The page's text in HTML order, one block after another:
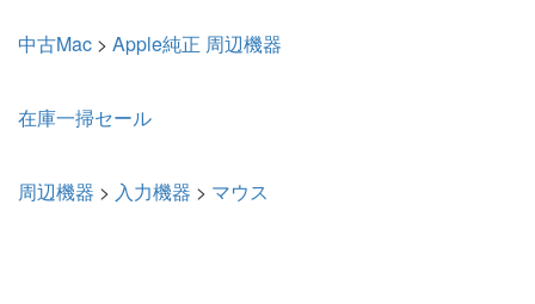
中古Mac > Apple純正 周辺機器
在庫一掃セール
周辺機器 > 入力機器 > マウス